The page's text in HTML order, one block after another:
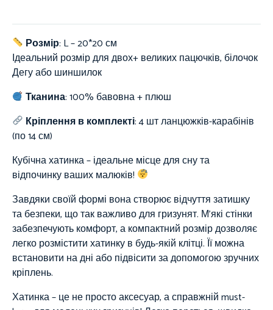
Розмір: L– 20*20 см
Ідеальний розмір для двох+ великих пацючків, білочок
Дегу або шиншилок
Тканина:100% бавовна + плюш
Кріплення в комплекті: 4 шт ланцюжків-карабінів
(по 14 см)
Кубічна хатинка – ідеальне місце для сну та
відпочинку ваших малюків!
Завдяки своїй формі вона створює відчуття затишку
та безпеки, що так важливо для гризунят. М’які стінки
забезпечують комфорт, а компактний розмір дозволяє
легко розмістити хатинку в будь-якій клітці. Її можна
встановити на дні або підвісити за допомогою зручних
кріплень.
Хатинка – це не просто аксесуар, а справжній must-